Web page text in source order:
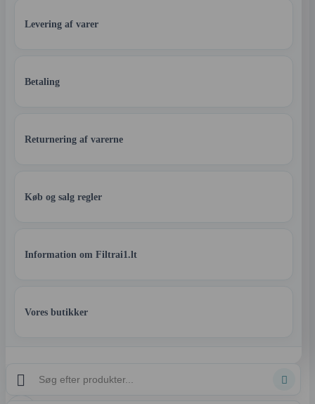
Levering af varer
Betaling
Returnering af varerne
Køb og salg regler
Information om Filtrai1.lt
Vores butikker
 